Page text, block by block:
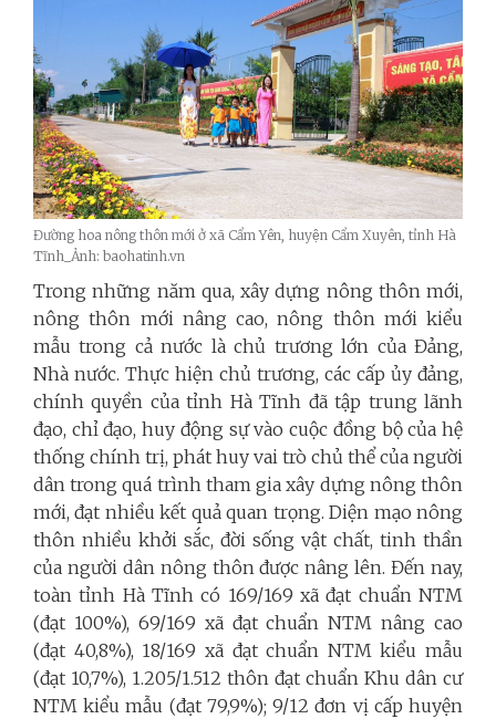
Đường hoa nông thôn mới ở xã Cẩm Yên, huyện Cẩm Xuyên, tỉnh Hà
Tĩnh_Ảnh: baohatinh.vn
Trong những năm qua, xây dựng nông thôn mới,
nông thôn mới nâng cao, nông thôn mới kiểu
mẫu trong cả nước là chủ trương lớn của Đảng,
Nhà nước. Thực hiện chủ trương, các cấp ủy đảng,
chính quyền của tỉnh Hà Tĩnh đã tập trung lãnh
đạo, chỉ đạo, huy động sự vào cuộc đồng bộ của hệ
thống chính trị, phát huy vai trò chủ thể của người
dân trong quá trình tham gia xây dựng nông thôn
mới, đạt nhiều kết quả quan trọng. Diện mạo nông
thôn nhiều khởi sắc, đời sống vật chất, tinh thần
của người dân nông thôn được nâng lên. Đến nay,
toàn tỉnh Hà Tĩnh có 169/169 xã đạt chuẩn NTM
(đạt 100%), 69/169 xã đạt chuẩn NTM nâng cao
(đạt 40,8%), 18/169 xã đạt chuẩn NTM kiểu mẫu
(đạt 10,7%), 1.205/1.512 thôn đạt chuẩn Khu dân cư
NTM kiểu mẫu (đạt 79,9%); 9/12 đơn vị cấp huyện